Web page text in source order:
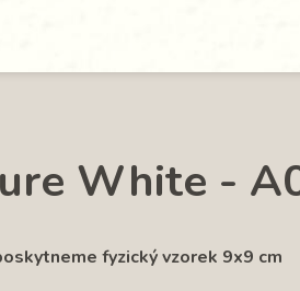
White -
fyzický vzorek 9x9 cm